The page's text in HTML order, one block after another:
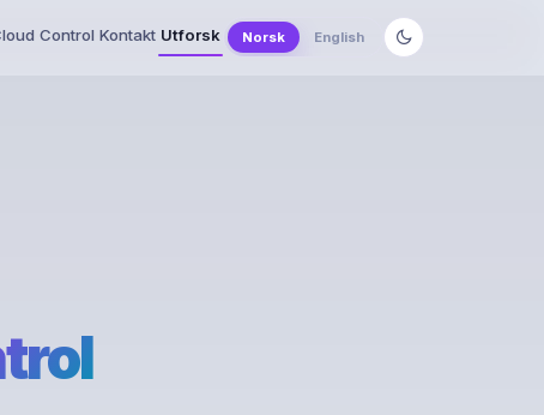
Control Kontakt Utforsk Norsk English